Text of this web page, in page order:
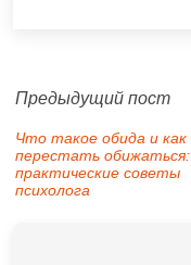
Предыдущий пост
Что такое обида и как
перестать обижаться:
практические советы
психолога